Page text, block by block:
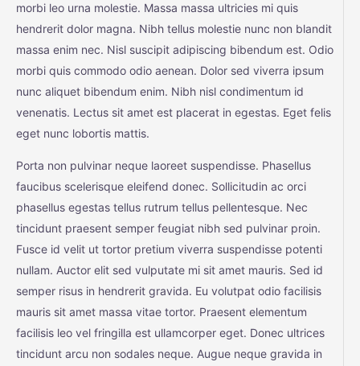
morbi leo urna molestie. Massa massa ultricies mi quis
hendrerit dolor magna. Nibh tellus molestie nunc non blandit
massa enim nec. Nisl suscipit adipiscing bibendum est. Odio
morbi quis commodo odio aenean. Dolor sed viverra ipsum
nunc aliquet bibendum enim. Nibh nisl condimentum id
venenatis. Lectus sit amet est placerat in egestas. Eget felis
eget nunc lobortis mattis.
Porta non pulvinar neque laoreet suspendisse. Phasellus
faucibus scelerisque eleifend donec. Sollicitudin ac orci
phasellus egestas tellus rutrum tellus pellentesque. Nec
tincidunt praesent semper feugiat nibh sed pulvinar proin.
Fusce id velit ut tortor pretium viverra suspendisse potenti
nullam. Auctor elit sed vulputate mi sit amet mauris. Sed id
semper risus in hendrerit gravida. Eu volutpat odio facilisis
mauris sit amet massa vitae tortor. Praesent elementum
facilisis leo vel fringilla est ullamcorper eget. Donec ultrices
tincidunt arcu non sodales neque. Augue neque gravida in